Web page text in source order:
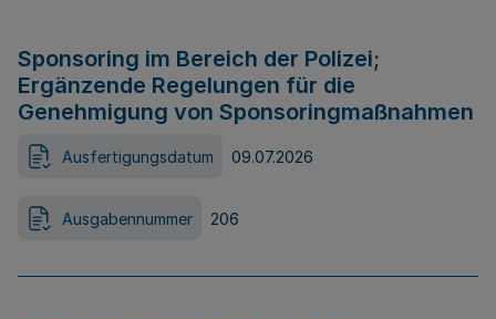
Sponsoring im Bereich der Polizei;
Ergänzende Regelungen für die
Genehmigung von Sponsoringmaßnahmen
Ausfertigungsdatum 09.07.2026
Ausgabennummer 206